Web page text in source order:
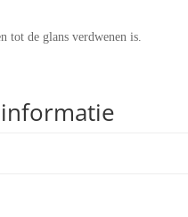
tot de glans verdwenen is.